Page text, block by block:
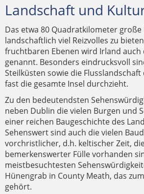
Landschaft und
Das etwa 80 Quadratkilometer große
landschaftlich viel Reizvolles zu
fruchtbaren Ebenen wird Irland auch
genannt. Besonders eindrucksvoll
Steilküsten sowie die
fast die gesamte Insel durchzieht.
Zu den bedeutendsten
neben Dublin die vielen Burgen und
einer reichen Baugeschichte des
Sehenswert sind auch die vielen
vorchristlicher, d.h. keltischer Zeit,
bemerkenswerter Fülle vorhanden
meistbesuchtesten
Hünengrab in County Meath, das
gehört.